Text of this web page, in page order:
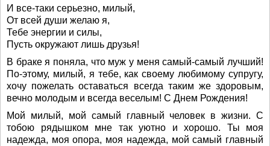
И все-таки серьезно, милый,
От всей души желаю я,
Тебе энергии и силы,
Пусть окружают лишь друзья!
В браке я поняла, что муж у меня самый-самый лучший!
По-этому, милый, я тебе, как своему любимому супругу,
хочу пожелать оставаться всегда таким же здоровым,
вечно молодым и всегда веселым! С Днем Рождения!
Мой милый, мой самый главный человек в жизни. С
тобою рядышком мне так уютно и хорошо. Ты моя
надежда, моя опора, моя надежда, мой самый главный